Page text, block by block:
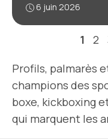
6 juin 2026
Page
1 2
Profils, palmarès
champions des
boxe, kickboxing
qui marquent les